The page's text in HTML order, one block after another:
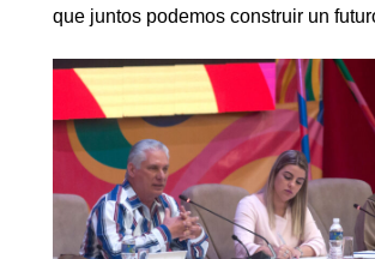
que juntos podemos construir un